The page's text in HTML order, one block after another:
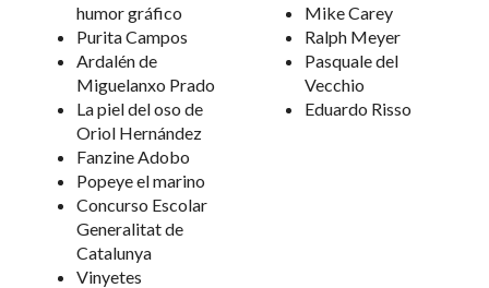
humor gráfico
Purita Campos
Ardalén de
Miguelanxo Prado
La piel del oso de
Oriol Hernández
Fanzine Adobo
Popeye el marino
Concurso Escolar
Generalitat de
Catalunya
Vinyetes
Mike Carey
Ralph Meyer
Pasquale del
Vecchio
Eduardo Risso